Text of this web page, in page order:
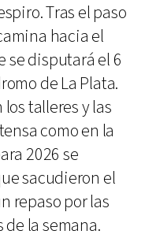
Tras el paso
hacia el
se disputará el 6
de La Plata.
talleres y las
como en la
2026 se
sacudieron el
repaso por las
la semana.